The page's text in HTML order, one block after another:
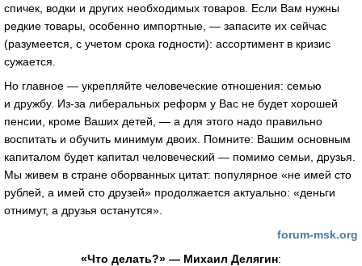
спичек, водки и других необходимых товаров. Если Вам нужны
редкие товары, особенно импортные, — запасите их сейчас
(разумеется, с учетом срока годности): ассортимент в кризис
сужается.
Но главное — укрепляйте человеческие отношения: семью
и дружбу. Из-за либеральных реформ у Вас не будет хорошей
пенсии, кроме Ваших детей, — а для этого надо правильно
воспитать и обучить минимум двоих. Помните: Вашим основным
капиталом будет капитал человеческий — помимо семьи, друзья.
Мы живем в стране оборванных цитат: популярное «не имей сто
рублей, а имей сто друзей» продолжается актуально: «деньги
отнимут, а друзья останутся».
forum-msk.org
«Что делать?» — Михаил Делягин: